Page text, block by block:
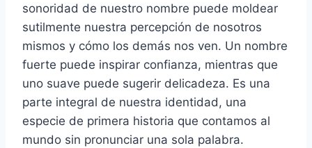
sonoridad de nuestro nombre puede moldear
sutilmente nuestra percepción de nosotros
mismos y cómo los demás nos ven. Un nombre
fuerte puede inspirar confianza, mientras que
uno suave puede sugerir delicadeza. Es una
parte integral de nuestra identidad, una
especie de primera historia que contamos al
mundo sin pronunciar una sola palabra.